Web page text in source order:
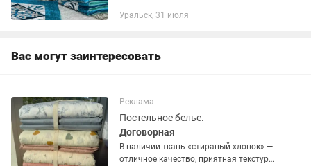
Уральск, 31 июля
Вас могут заинтересовать
Реклама
Постельное белье.
Договорная
В наличии ткань «стираный хлопок» —
отличное качество, приятная текстура